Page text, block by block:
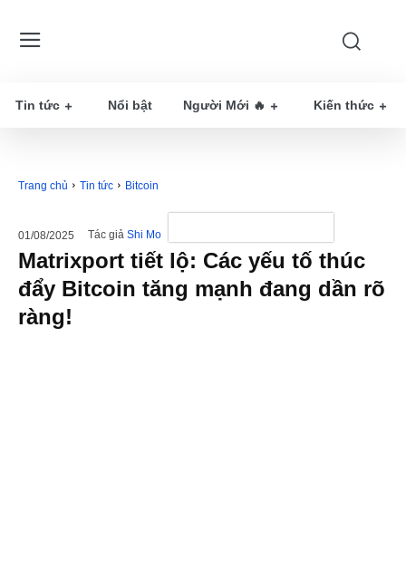
Tin tức Nổi bật Người Mới 🔥 Kiến thức
Trang chủ Tin tức Bitcoin
01/08/2025 Tác giả Shi Mo
Matrixport tiết lộ: Các yếu tố thúc
đẩy Bitcoin tăng mạnh đang dần rõ
ràng!